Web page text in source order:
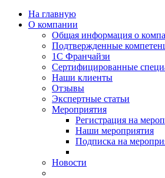
На главную
О компании
Общая информация о
Подтвержденные
1С Франчайзи
Сертифицированные
Наши клиенты
Отзывы
Экспертные статьи
Мероприятия
Регистрация на
Наши мероприятия
Подписка на
Новости